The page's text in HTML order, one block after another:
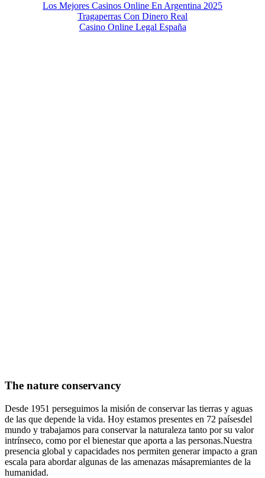
Los Mejores Casinos Online En Argentina 2025
Tragaperras Con Dinero Real
Casino Online Legal España
The nature conservancy
Desde 1951 perseguimos la misión de conservar las tierras y aguas
de las que depende la vida. Hoy estamos presentes en 72 paísesdel
mundo y trabajamos para conservar la naturaleza tanto por su valor
intrínseco, como por el bienestar que aporta a las personas.Nuestra
presencia global y capacidades nos permiten generar impacto a gran
escala para abordar algunas de las amenazas másapremiantes de la
humanidad.